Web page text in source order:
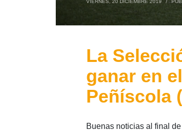
VIERNES, 20 DICIEMBRE 2019 /
La
ganar en
Peñíscola
Buenas noticias al final